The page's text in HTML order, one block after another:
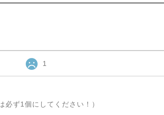
1
ず1個にしてください！）